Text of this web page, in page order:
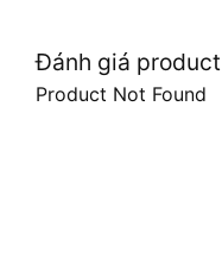
Đánh giá product
Product Not Found